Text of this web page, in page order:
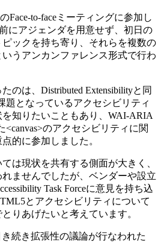
Face-to-faceミーティングに参加し
にアジェンダを用意せず、初日の
ックを持ち寄り、それらを複数の
うアンカンファレンス形式で行わ
のは、Distributed Extensibilityと同
題となっているアクセシビリティ
知りたいこともあり、WAI-ARIA
のアクセシビリティに関
的に参加しました。
は現状を共有する側面が大きく、
ませんでしたが、ベンダーや設立
Task Forceに意見を持ち込
とアクセシビリティについて
りあげたいと考えています。
続き拡張性の議論が行なわれた